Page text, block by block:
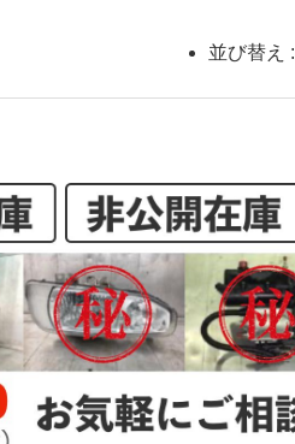
並び替え :